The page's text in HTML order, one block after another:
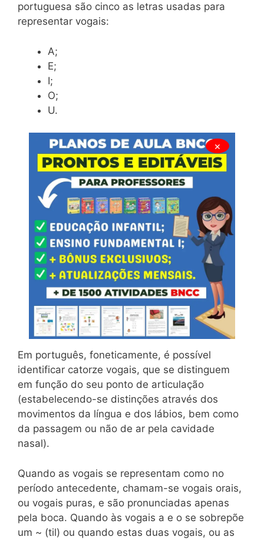
portuguesa são cinco as letras usadas para
representar vogais:
A;
E;
I;
O;
U.
×
Em português, foneticamente, é possível
identificar catorze vogais, que se distinguem
em função do seu ponto de articulação
(estabelecendo-se distinções através dos
movimentos da língua e dos lábios, bem como
da passagem ou não de ar pela cavidade
nasal).
Quando as vogais se representam como no
período antecedente, chamam-se vogais orais,
ou vogais puras, e são pronunciadas apenas
pela boca. Quando às vogais a e o se sobrepõe
um ~ (til) ou quando estas duas vogais, ou as